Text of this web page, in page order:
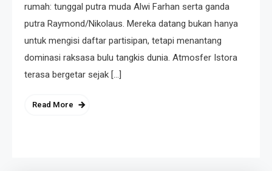
rumah: tunggal putra muda Alwi Farhan serta ganda
putra Raymond/Nikolaus. Mereka datang bukan hanya
untuk mengisi daftar partisipan, tetapi menantang
dominasi raksasa bulu tangkis dunia. Atmosfer Istora
terasa bergetar sejak […]
Read More